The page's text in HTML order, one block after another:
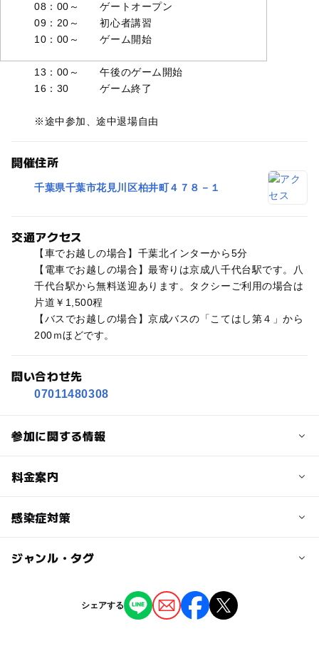
08：00～ ゲートオープン
09：20～ 初心者講習
10：00～ ゲーム開始
13：00～ 午後のゲーム開始
16：30 ゲーム終了
※途中参加、途中退場自由
開催住所
千葉県千葉市花見川区柏井町４７８－１
交通アクセス
【車でお越しの場合】千葉北インターから5分
【電車でお越しの場合】最寄りは京成八千代台駅です。八
千代台駅から無料送迎あります。タクシーご利用の場合は
片道￥1,500程
【バスでお越しの場合】京成バスの「こてはし第４」から
200ｍほどです。
問い合わせ先
07011480308
参加に関する情報
定員
先着順ですのでご予約はお早めにお願いいたします。
中学生･高校生大人
料金案内
子供の料金
レンタルを使わない場合は2500円です。
レンタルセット(銃、ゴーグルのレンタル、BB弾、参加費
込み)ご利用時は3500円です。
感染症対策
当フィールドでは以下の対策を行っております。
・スタッフの体調管理の徹底
ジャンル・タグ
シェアする